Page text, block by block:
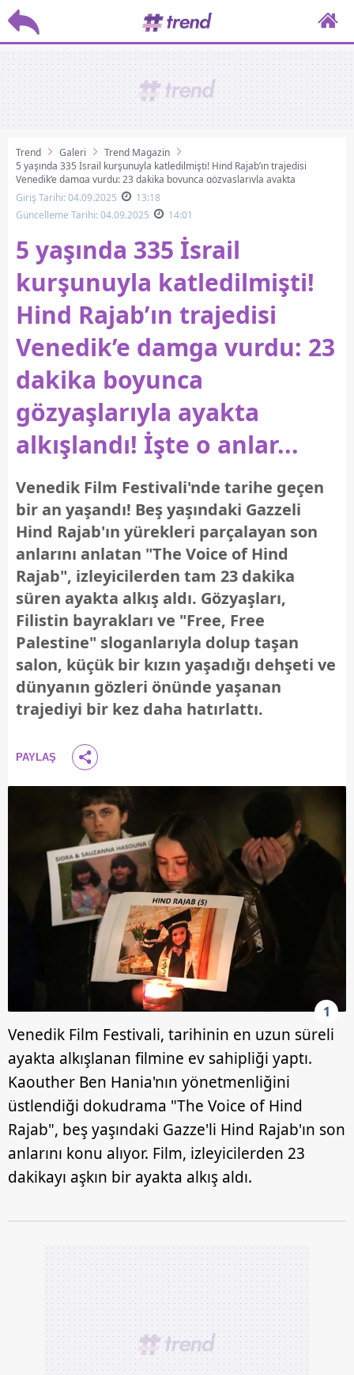
Trend Galeri
Trend Magazin
5 yaşında 335 İsrail kurşunuyla katledilmişti! Hind Rajab’ın trajedisi
Venedik’e damga vurdu: 23 dakika boyunca gözyaşlarıyla ayakta
alkışlandı! İşte o anlar...
Giriş Tarihi: 04.09.2025
13:18
Güncelleme Tarihi: 04.09.2025
14:01
5 yaşında 335 İsrail
kurşunuyla katledilmişti!
Hind Rajab’ın trajedisi
Venedik’e damga vurdu: 23
dakika boyunca
gözyaşlarıyla ayakta
alkışlandı! İşte o anlar...
Venedik Film Festivali'nde tarihe geçen
bir an yaşandı! Beş yaşındaki Gazzeli
Hind Rajab'ın yürekleri parçalayan son
anlarını anlatan "The Voice of Hind
Rajab", izleyicilerden tam 23 dakika
süren ayakta alkış aldı. Gözyaşları,
Filistin bayrakları ve "Free, Free
Palestine" sloganlarıyla dolup taşan
salon, küçük bir kızın yaşadığı dehşeti ve
dünyanın gözleri önünde yaşanan
trajediyi bir kez daha hatırlattı.
PAYLAŞ
1
Venedik Film Festivali, tarihinin en uzun süreli
ayakta alkışlanan filmine ev sahipliği yaptı.
Kaouther Ben Hania'nın yönetmenliğini
üstlendiği dokudrama "The Voice of Hind
Rajab", beş yaşındaki Gazze'li Hind Rajab'ın son
anlarını konu alıyor. Film, izleyicilerden 23
dakikayı aşkın bir ayakta alkış aldı.